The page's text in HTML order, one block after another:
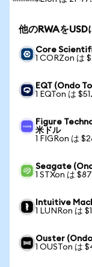
他のRWAをUSD
Core
1 CORZon は
EQT (Ondo
1 EQTon は
Figure
米ドル
1 FIGRon は
Seagate
1 STXon は
Intuitive
1 LUNRon は
Ouster
1 OUSTon は